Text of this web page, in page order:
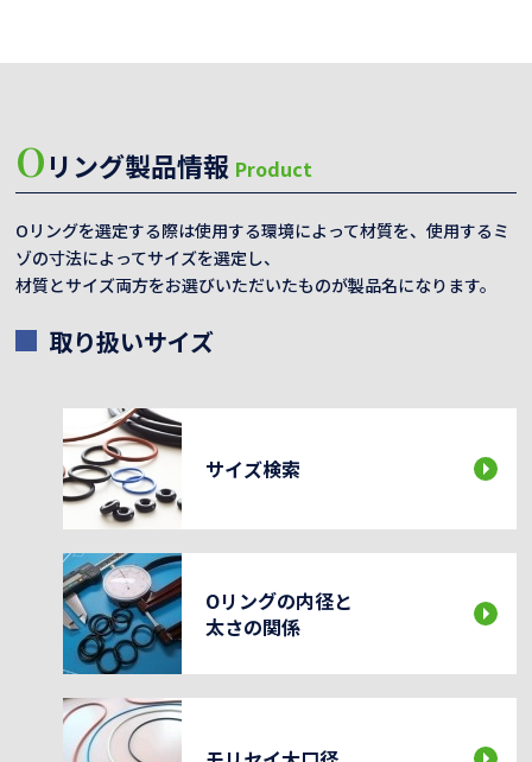
Oリング製品情報 Product
Oリングを選定する際は使用する環境によって材質を、使用するミ
ゾの寸法によってサイズを選定し、
材質とサイズ両方をお選びいただいたものが製品名になります。
取り扱いサイズ
サイズ検索
Oリングの内径と
太さの関係